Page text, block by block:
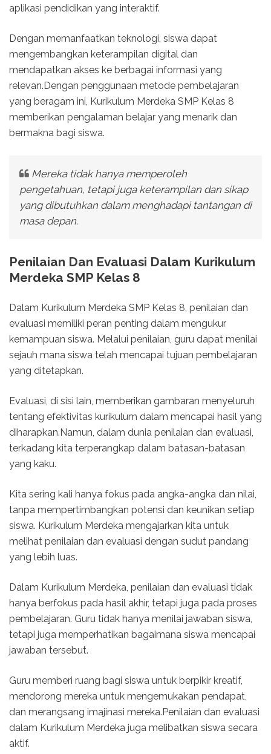
aplikasi pendidikan yang interaktif.
Dengan memanfaatkan teknologi, siswa dapat
mengembangkan keterampilan digital dan
mendapatkan akses ke berbagai informasi yang
relevan.Dengan penggunaan metode pembelajaran
yang beragam ini, Kurikulum Merdeka SMP Kelas 8
memberikan pengalaman belajar yang menarik dan
bermakna bagi siswa.
Mereka tidak hanya memperoleh
pengetahuan, tetapi juga keterampilan dan sikap
yang dibutuhkan dalam menghadapi tantangan di
masa depan.
Penilaian Dan Evaluasi Dalam Kurikulum
Merdeka SMP Kelas 8
Dalam Kurikulum Merdeka SMP Kelas 8, penilaian dan
evaluasi memiliki peran penting dalam mengukur
kemampuan siswa. Melalui penilaian, guru dapat menilai
sejauh mana siswa telah mencapai tujuan pembelajaran
yang ditetapkan.
Evaluasi, di sisi lain, memberikan gambaran menyeluruh
tentang efektivitas kurikulum dalam mencapai hasil yang
diharapkan.Namun, dalam dunia penilaian dan evaluasi,
terkadang kita terperangkap dalam batasan-batasan
yang kaku.
Kita sering kali hanya fokus pada angka-angka dan nilai,
tanpa mempertimbangkan potensi dan keunikan setiap
siswa. Kurikulum Merdeka mengajarkan kita untuk
melihat penilaian dan evaluasi dengan sudut pandang
yang lebih luas.
Dalam Kurikulum Merdeka, penilaian dan evaluasi tidak
hanya berfokus pada hasil akhir, tetapi juga pada proses
pembelajaran. Guru tidak hanya menilai jawaban siswa,
tetapi juga memperhatikan bagaimana siswa mencapai
jawaban tersebut.
Guru memberi ruang bagi siswa untuk berpikir kreatif,
mendorong mereka untuk mengemukakan pendapat,
dan merangsang imajinasi mereka.Penilaian dan evaluasi
dalam Kurikulum Merdeka juga melibatkan siswa secara
aktif.